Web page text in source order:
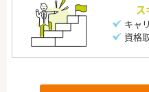
ス
キャ
資格